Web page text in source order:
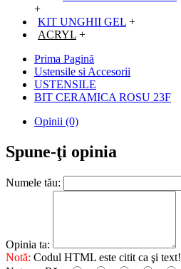
+
KIT UNGHII GEL +
ACRYL +
Prima Pagină
Ustensile si Accesorii
USTENSILE
BIT CERAMICA ROSU 23F
Opinii (0)
Spune-ţi opinia
Numele tău:
Opinia ta:
Notă: Codul HTML este citit ca şi text!